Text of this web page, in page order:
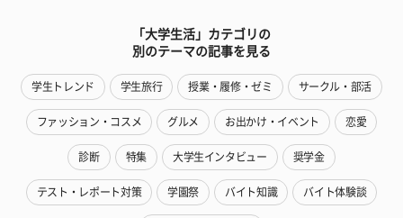
「大学生活」カテゴリの
別のテーマの記事を見る
学生トレンド 学生旅行 授業・履修・ゼミ サークル・部活
ファッション・コスメ グルメ お出かけ・イベント 恋愛
診断 特集 大学生インタビュー 奨学金
テスト・レポート対策 学園祭 バイト知識 バイト体験談